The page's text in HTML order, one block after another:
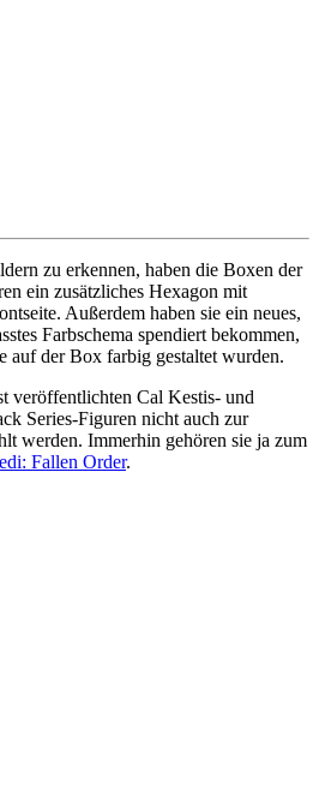
zu erkennen, haben die Boxen der
ein zusätzliches Hexagon mit
Außerdem haben sie ein neues,
Farbschema spendiert bekommen,
auf der Box farbig gestaltet wurden.
veröffentlichten Cal Kestis- und
Series-Figuren nicht auch zur
werden. Immerhin gehören sie ja zum
Fallen Order.